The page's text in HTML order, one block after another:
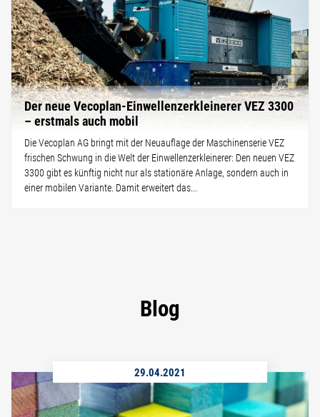
Der neue Vecoplan-Einwellenzerkleinerer VEZ 3300
– erstmals auch mobil
Die Vecoplan AG bringt mit der Neuauflage der Maschinenserie VEZ
frischen Schwung in die Welt der Einwellenzerkleinerer: Den neuen VEZ
3300 gibt es künftig nicht nur als stationäre Anlage, sondern auch in
einer mobilen Variante. Damit erweitert das...
Blog
29.04.2021